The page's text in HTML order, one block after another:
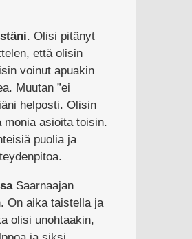
. Olisi pitänyt
että olisin
voinut apuakin
Muutan ”ei
helposti. Olisin
monia asioita toisin.
puolia ja
Saarnaajan
On aika taistella ja
olisi unohtaakin,